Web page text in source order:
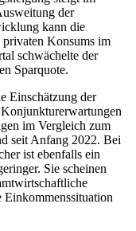
der
kann die
Konsums im
schwächelte der
Sparquote.
Einschätzung der
im Vergleich zum
seit Anfang 2022. Bei
ist ebenfalls ein
Sie scheinen